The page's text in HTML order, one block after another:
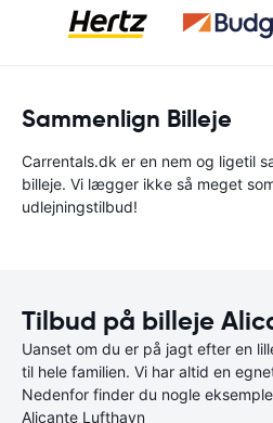
Sammenlign Billeje
Carrentals.dk er en nem og ligetil
billeje. Vi lægger ikke så meget
udlejningstilbud!
Tilbud på billeje
Uanset om du er på jagt efter en
til hele familien. Vi har altid en
Nedenfor finder du nogle
Alicante Lufthavn